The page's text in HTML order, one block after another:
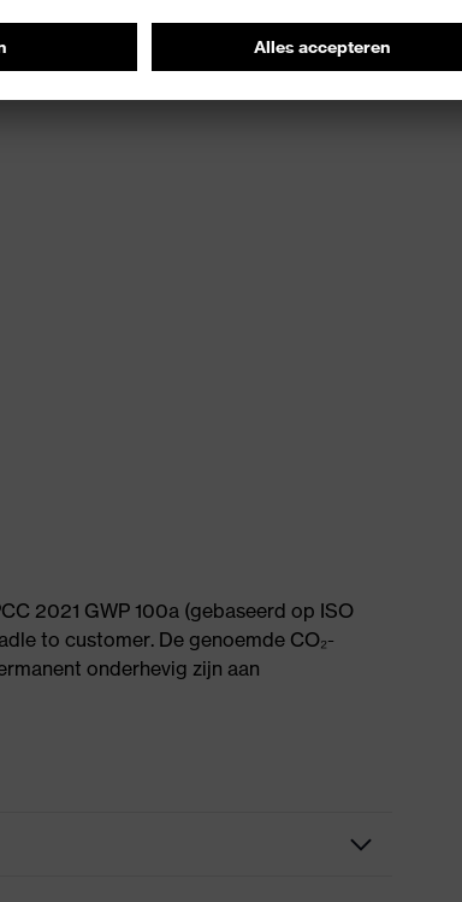
2021 GWP 100a (gebaseerd op ISO
to customer. De genoemde CO₂-
onderhevig zijn aan